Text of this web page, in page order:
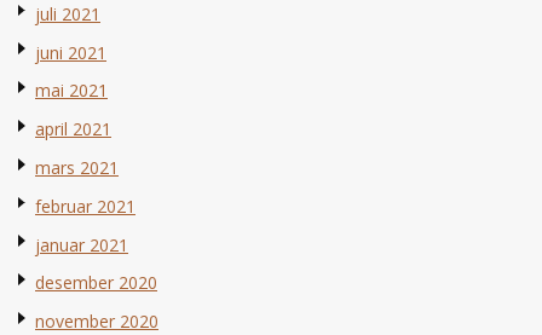
juli 2021
juni 2021
mai 2021
april 2021
mars 2021
februar 2021
januar 2021
desember 2020
november 2020